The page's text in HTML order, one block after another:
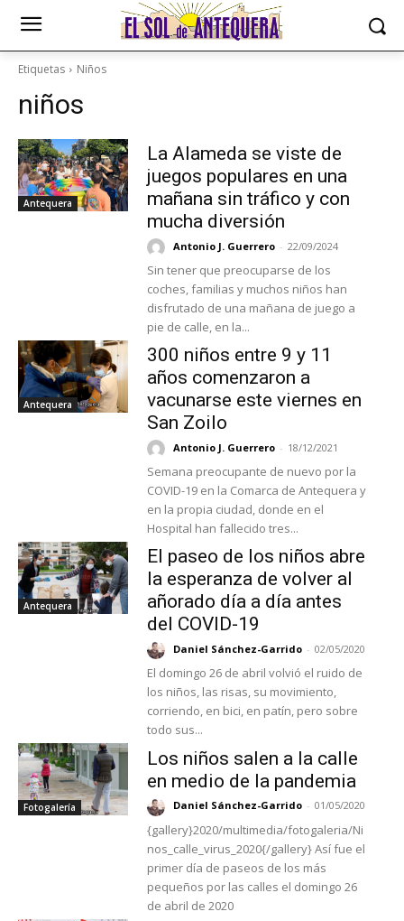
Etiquetas Niños
niños
Antequera
La Alameda se viste de
juegos populares en una
mañana sin tráfico y con
mucha diversión
Antonio J. Guerrero - 22/09/2024
Sin tener que preocuparse de los
coches, familias y muchos niños han
disfrutado de una mañana de juego a
pie de calle, en la...
Antequera
300 niños entre 9 y 11
años comenzaron a
vacunarse este viernes en
San Zoilo
Antonio J. Guerrero - 18/12/2021
Semana preocupante de nuevo por la
COVID-19 en la Comarca de Antequera y
en la propia ciudad, donde en el
Hospital han fallecido tres...
Antequera
El paseo de los niños abre
la esperanza de volver al
añorado día a día antes
del COVID-19
Daniel Sánchez-Garrido - 02/05/2020
El domingo 26 de abril volvió el ruido de
los niños, las risas, su movimiento,
corriendo, en bici, en patín, pero sobre
todo sus...
Fotogalería
Los niños salen a la calle
en medio de la pandemia
Daniel Sánchez-Garrido - 01/05/2020
{gallery}2020/multimedia/fotogaleria/Ni
nos_calle_virus_2020{/gallery} Así fue el
primer día de paseos de los más
pequeños por las calles el domingo 26
de abril de 2020